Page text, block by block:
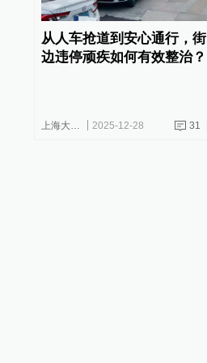
从人车抢道到安心通行，街
边违停顽疾如何有效整治？
上海大调研 2025-12-28 31